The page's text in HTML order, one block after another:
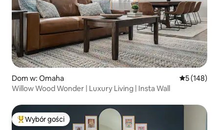
Dom w: Omaha Średnia
5 (148)
Willow Wood Wonder | Luxury Living | Insta Wall
Najpopularniejsze z kategorii Wybór gości
Wybór gości